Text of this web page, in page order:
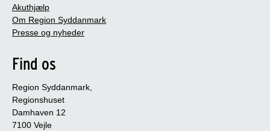
Akuthjælp
Om Region Syddanmark
Presse og nyheder
Find os
Region Syddanmark,
Regionshuset
Damhaven 12
7100 Vejle